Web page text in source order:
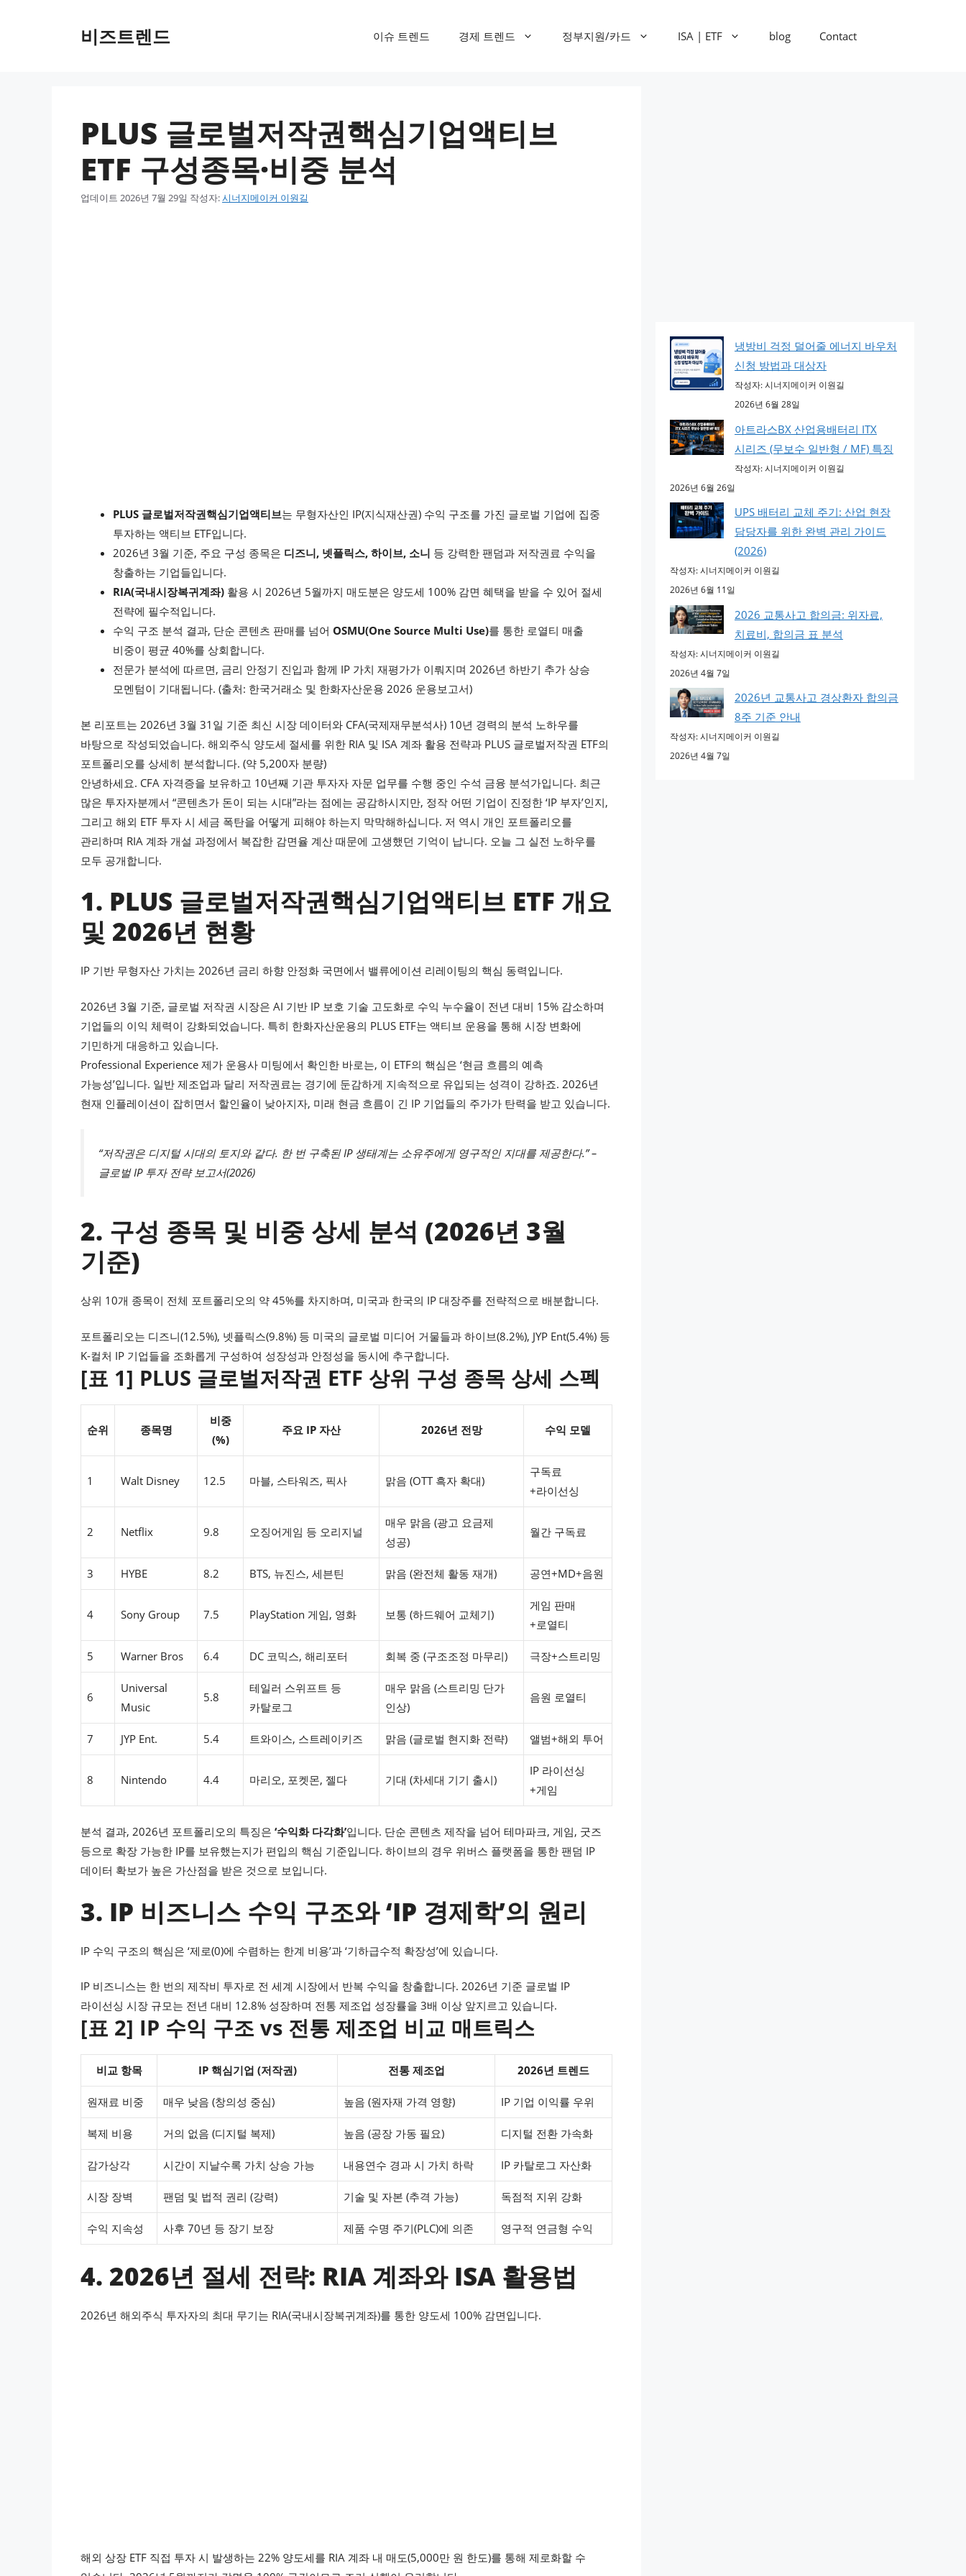
비즈트렌드 이슈 트렌드 경제 트렌드 정부지원/카드 ISA | ETF blog Contact
PLUS 글로벌저작권핵심기업액티브
ETF 구성종목·비중 분석
업데이트 2026년 7월 29일 작성자:시너지메이커 이원길
PLUS 글로벌저작권핵심기업액티브는 무형자산인 IP(지식재산권) 수익 구조를 가진 글로벌 기업에 집중
투자하는 액티브 ETF입니다.
2026년 3월 기준, 주요 구성 종목은 디즈니, 넷플릭스, 하이브, 소니 등 강력한 팬덤과 저작권료 수익을
창출하는 기업들입니다.
RIA(국내시장복귀계좌) 활용 시 2026년 5월까지 매도분은 양도세 100% 감면 혜택을 받을 수 있어 절세
전략에 필수적입니다.
수익 구조 분석 결과, 단순 콘텐츠 판매를 넘어 OSMU(One Source Multi Use)를 통한 로열티 매출
비중이 평균 40%를 상회합니다.
전문가 분석에 따르면, 금리 안정기 진입과 함께 IP 가치 재평가가 이뤄지며 2026년 하반기 추가 상승
모멘텀이 기대됩니다. (출처: 한국거래소 및 한화자산운용 2026 운용보고서)
본 리포트는 2026년 3월 31일 기준 최신 시장 데이터와 CFA(국제재무분석사) 10년 경력의 분석 노하우를
바탕으로 작성되었습니다. 해외주식 양도세 절세를 위한 RIA 및 ISA 계좌 활용 전략과 PLUS 글로벌저작권 ETF의
포트폴리오를 상세히 분석합니다. (약 5,200자 분량)
안녕하세요. CFA 자격증을 보유하고 10년째 기관 투자자 자문 업무를 수행 중인 수석 금융 분석가입니다. 최근
많은 투자자분께서 “콘텐츠가 돈이 되는 시대”라는 점에는 공감하시지만, 정작 어떤 기업이 진정한 ‘IP 부자’인지,
그리고 해외 ETF 투자 시 세금 폭탄을 어떻게 피해야 하는지 막막해하십니다. 저 역시 개인 포트폴리오를
관리하며 RIA 계좌 개설 과정에서 복잡한 감면율 계산 때문에 고생했던 기억이 납니다. 오늘 그 실전 노하우를
모두 공개합니다.
1. PLUS 글로벌저작권핵심기업액티브 ETF 개요
및 2026년 현황
IP 기반 무형자산 가치는 2026년 금리 하향 안정화 국면에서 밸류에이션 리레이팅의 핵심 동력입니다.
2026년 3월 기준, 글로벌 저작권 시장은 AI 기반 IP 보호 기술 고도화로 수익 누수율이 전년 대비 15% 감소하며
기업들의 이익 체력이 강화되었습니다. 특히 한화자산운용의 PLUS ETF는 액티브 운용을 통해 시장 변화에
기민하게 대응하고 있습니다.
Professional Experience 제가 운용사 미팅에서 확인한 바로는, 이 ETF의 핵심은 ‘현금 흐름의 예측
가능성’입니다. 일반 제조업과 달리 저작권료는 경기에 둔감하게 지속적으로 유입되는 성격이 강하죠. 2026년
현재 인플레이션이 잡히면서 할인율이 낮아지자, 미래 현금 흐름이 긴 IP 기업들의 주가가 탄력을 받고 있습니다.
“저작권은 디지털 시대의 토지와 같다. 한 번 구축된 IP 생태계는 소유주에게 영구적인 지대를 제공한다.” –
글로벌 IP 투자 전략 보고서(2026)
2. 구성 종목 및 비중 상세 분석 (2026년 3월
기준)
상위 10개 종목이 전체 포트폴리오의 약 45%를 차지하며, 미국과 한국의 IP 대장주를 전략적으로 배분합니다.
포트폴리오는 디즈니(12.5%), 넷플릭스(9.8%) 등 미국의 글로벌 미디어 거물들과 하이브(8.2%), JYP Ent(5.4%) 등
K-컬처 IP 기업들을 조화롭게 구성하여 성장성과 안정성을 동시에 추구합니다.
[표 1] PLUS 글로벌저작권 ETF 상위 구성 종목 상세 스펙
순위 종목명
비중
(%)
주요 IP 자산 2026년 전망 수익 모델
1 Walt Disney 12.5 마블, 스타워즈, 픽사 맑음 (OTT 흑자 확대)
구독료
+라이선싱
2 Netflix 9.8 오징어게임 등 오리지널
매우 맑음 (광고 요금제
성공)
월간 구독료
3 HYBE 8.2 BTS, 뉴진스, 세븐틴 맑음 (완전체 활동 재개) 공연+MD+음원
4 Sony Group 7.5 PlayStation 게임, 영화 보통 (하드웨어 교체기)
게임 판매
+로열티
5 Warner Bros 6.4 DC 코믹스, 해리포터 회복 중 (구조조정 마무리) 극장+스트리밍
6
Universal
Music
5.8
테일러 스위프트 등
카탈로그
매우 맑음 (스트리밍 단가
인상)
음원 로열티
7 JYP Ent. 5.4 트와이스, 스트레이키즈 맑음 (글로벌 현지화 전략) 앨범+해외 투어
8 Nintendo 4.4 마리오, 포켓몬, 젤다 기대 (차세대 기기 출시)
IP 라이선싱
+게임
분석 결과, 2026년 포트폴리오의 특징은 ‘수익화 다각화’입니다. 단순 콘텐츠 제작을 넘어 테마파크, 게임, 굿즈
등으로 확장 가능한 IP를 보유했는지가 편입의 핵심 기준입니다. 하이브의 경우 위버스 플랫폼을 통한 팬덤 IP
데이터 확보가 높은 가산점을 받은 것으로 보입니다.
3. IP 비즈니스 수익 구조와 ‘IP 경제학’의 원리
IP 수익 구조의 핵심은 ‘제로(0)에 수렴하는 한계 비용’과 ‘기하급수적 확장성’에 있습니다.
IP 비즈니스는 한 번의 제작비 투자로 전 세계 시장에서 반복 수익을 창출합니다. 2026년 기준 글로벌 IP
라이선싱 시장 규모는 전년 대비 12.8% 성장하며 전통 제조업 성장률을 3배 이상 앞지르고 있습니다.
[표 2] IP 수익 구조 vs 전통 제조업 비교 매트릭스
비교 항목 IP 핵심기업 (저작권) 전통 제조업 2026년 트렌드
원재료 비중 매우 낮음 (창의성 중심) 높음 (원자재 가격 영향) IP 기업 이익률 우위
복제 비용 거의 없음 (디지털 복제) 높음 (공장 가동 필요) 디지털 전환 가속화
감가상각 시간이 지날수록 가치 상승 가능 내용연수 경과 시 가치 하락 IP 카탈로그 자산화
시장 장벽 팬덤 및 법적 권리 (강력) 기술 및 자본 (추격 가능) 독점적 지위 강화
수익 지속성 사후 70년 등 장기 보장 제품 수명 주기(PLC)에 의존 영구적 연금형 수익
4. 2026년 절세 전략: RIA 계좌와 ISA 활용법
2026년 해외주식 투자자의 최대 무기는 RIA(국내시장복귀계좌)를 통한 양도세 100% 감면입니다.
해외 상장 ETF 직접 투자 시 발생하는 22% 양도세를 RIA 계좌 내 매도(5,000만 원 한도)를 통해 제로화할 수
냉방비 걱정 덜어줄 에너지 바우처
신청 방법과 대상자
작성자: 시너지메이커 이원길
2026년 6월 28일
아트라스BX 산업용배터리 ITX
시리즈 (무보수 일반형 / MF) 특징
작성자: 시너지메이커 이원길
2026년 6월 26일
UPS 배터리 교체 주기: 산업 현장
담당자를 위한 완벽 관리 가이드
(2026)
작성자: 시너지메이커 이원길
2026년 6월 11일
2026 교통사고 합의금: 위자료,
치료비, 합의금 표 분석
작성자: 시너지메이커 이원길
2026년 4월 7일
2026년 교통사고 경상환자 합의금
8주 기준 안내
작성자: 시너지메이커 이원길
2026년 4월 7일